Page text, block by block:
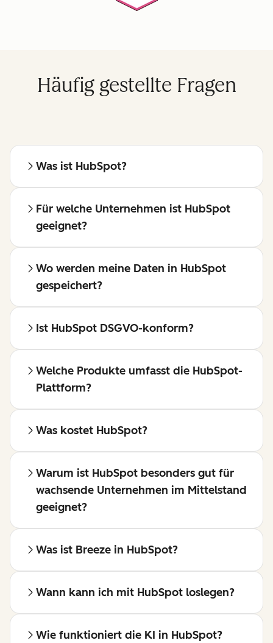
Häufig gestellte Fragen
Was ist HubSpot?
Für welche Unternehmen ist HubSpot
geeignet?
Wo werden meine Daten in HubSpot
gespeichert?
Ist HubSpot DSGVO-konform?
Welche Produkte umfasst die HubSpot-
Plattform?
Was kostet HubSpot?
Warum ist HubSpot besonders gut für
wachsende Unternehmen im Mittelstand
geeignet?
Was ist Breeze in HubSpot?
Wann kann ich mit HubSpot loslegen?
Wie funktioniert die KI in HubSpot?